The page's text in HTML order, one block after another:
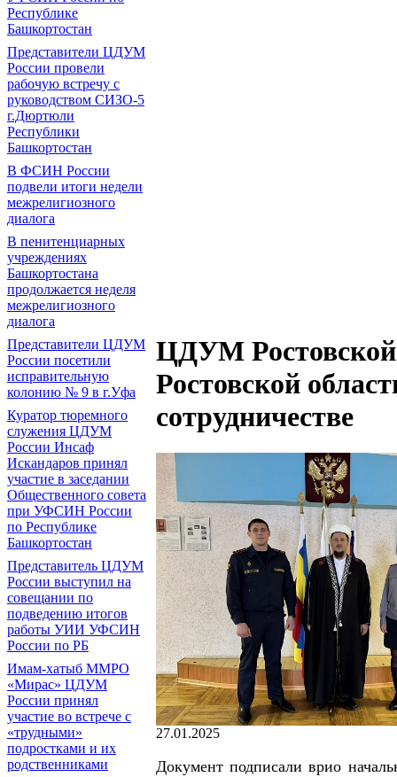
Республике
Башкортостан
Представители ЦДУМ
России провели
рабочую встречу с
руководством СИЗО-5
г.Дюртюли
Республики
Башкортостан
В ФСИН России
подвели итоги недели
межрелигиозного
диалога
В пенитенциарных
учреждениях
Башкортостана
продолжается неделя
межрелигиозного
диалога
Представители ЦДУМ
России посетили
исправительную
колонию № 9 в г.Уфа
Куратор тюремного
служения ЦДУМ
России Инсаф
Искандаров принял
участие в заседании
Общественного совета
при УФСИН России
по Республике
Башкортостан
Представитель ЦДУМ
России выступил на
совещании по
подведению итогов
работы УИИ УФСИН
России по РБ
Имам-хатыб ММРО
«Мирас» ЦДУМ
России принял
участие во встрече с
«трудными»
подростками и их
родственниками
ЦДУМ
Ростовской
сотрудничестве
27.01.2025
Документ подписали врио